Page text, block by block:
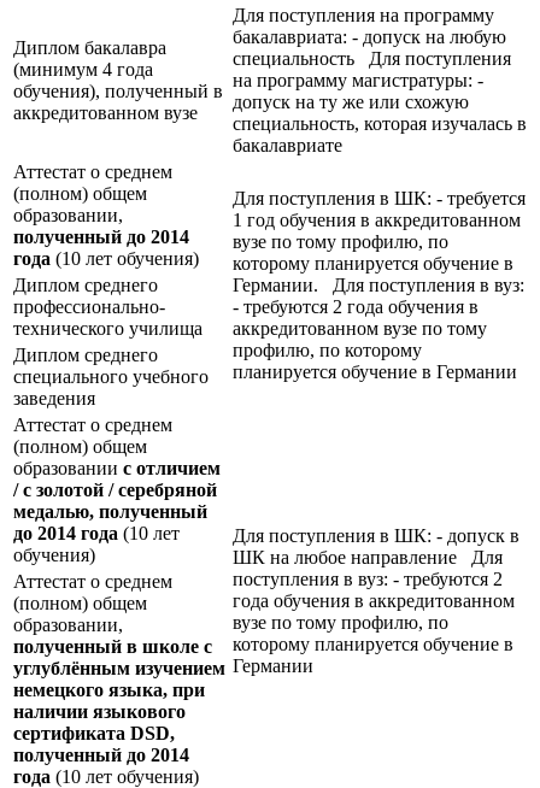
Диплом бакалавра
(минимум 4 года
обучения), полученный в
аккредитованном вузе
Для поступления на программу
бакалавриата: - допуск на любую
специальность Для поступления
на программу магистратуры: -
допуск на ту же или схожую
специальность, которая изучалась в
бакалавриате
Аттестат о среднем
(полном) общем
образовании,
полученный до 2014
года (10 лет обучения)
Для поступления в ШК: - требуется
1 год обучения в аккредитованном
вузе по тому профилю, по
которому планируется обучение в
Германии. Для поступления в вуз:
- требуются 2 года обучения в
аккредитованном вузе по тому
профилю, по которому
планируется обучение в Германии
Диплом среднего
профессионально-
технического училища
Диплом среднего
специального учебного
заведения
Аттестат о среднем
(полном) общем
образовании с отличием
/ с золотой / серебряной
медалью, полученный
до 2014 года (10 лет
обучения)
Для поступления в ШК: - допуск в
ШК на любое направление Для
поступления в вуз: - требуются 2
года обучения в аккредитованном
вузе по тому профилю, по
которому планируется обучение в
Германии
Аттестат о среднем
(полном) общем
образовании,
полученный в школе с
углублённым изучением
немецкого языка, при
наличии языкового
сертификата DSD,
полученный до 2014
года (10 лет обучения)